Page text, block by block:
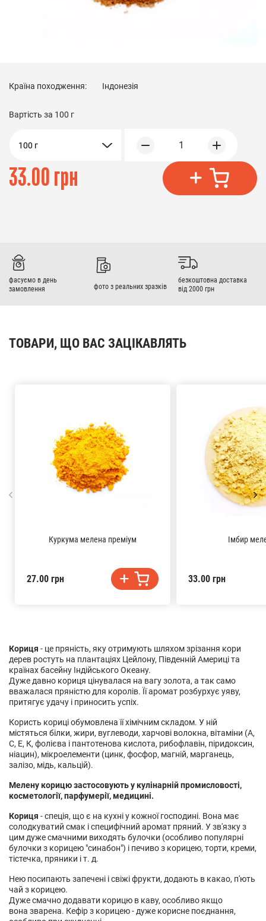
Країна походження: Індонезія
Вартість за 100 г
100 г 1
33.00 грн
фасуємо в день
замовлення
фото з реальних зразків
безкоштовна доставка
від 2000 грн
Кориця - це пряність, яку отримують шляхом зрізання кори
дерев ростуть на плантаціях Цейлону, Південній Америці та
країнах басейну Індійського Океану.
Дуже давно кориця цінувалася на вагу золота, а так само
вважалася пряністю для королів. Її аромат розбурхує уяву,
притягує удачу і приносить успіх.
Користь кориці обумовлена її хімічним складом. У ній
містяться білки, жири, вуглеводи, харчові волокна, вітаміни (А,
С, Е, К, фолієва і пантотенова кислота, рибофлавін, піридоксин,
ніацин), мікроелементи (цинк, фосфор, магній, марганець,
залізо, мідь, кальцій).
Мелену корицю застосовують у кулінарній промисловості,
косметології, парфумерії, медицині.
Кориця - спеція, що є на кухні у кожної господині. Вона має
солодкуватий смак і специфічний аромат пряний. У зв'язку з
цим дуже смачними виходять булочки (особливо популярні
булочки з корицею "синабон") і печиво з корицею, торти, креми,
тістечка, пряники і т. д.
Нею посипають запечені і свіжі фрукти, додають в какао, п'ють
чай з корицею.
Дуже смачно додавати корицю в каву, особливо якщо
вона зварена. Кефір з корицею - дуже корисне поєднання,
ТОВАРИ, ЩО ВАС ЗАЦІКАВЛЯТЬ
Куркума мелена преміум
27.00 грн
Імбир
33.00 грн